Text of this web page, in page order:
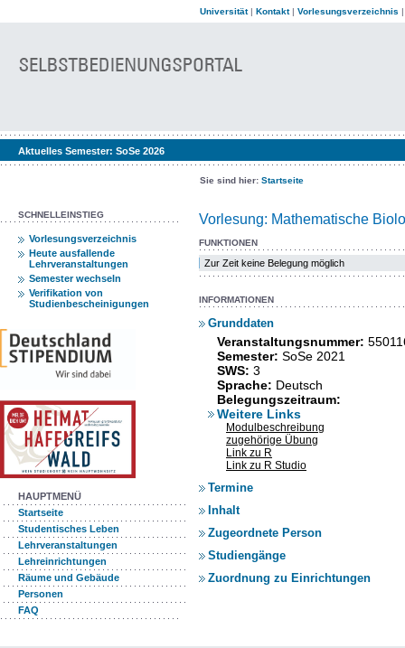
Universität| Kontakt| Vorlesungsverzeichnis
Aktuelles Semester: SoSe 2026
Sie sind hier: Startseite
SCHNELLEINSTIEG
Vorlesungsverzeichnis
Heute ausfallende
Lehrveranstaltungen
Semester wechseln
Verifikation von
Studienbescheinigungen
HAUPTMENÜ
Startseite
Studentisches Leben
Lehrveranstaltungen
Lehreinrichtungen
Räume und Gebäude
Personen
FAQ
Vorlesung: Mathematische
FUNKTIONEN
Zur Zeit keine Belegung möglich
INFORMATIONEN
Grunddaten
Veranstaltungsnummer:
Semester: SoSe 2021
SWS: 3
Sprache: Deutsch
Belegungszeitraum:
Weitere Links
Modulbeschreibung
zugehörige Übung
Link zu R
Link zu R Studio
Termine
Inhalt
Zugeordnete Person
Studiengänge
Zuordnung zu Einrichtungen